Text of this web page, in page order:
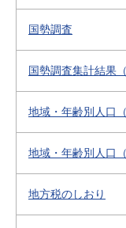
国勢調査
国勢調査集計結果
地域・年齢別人口
地域・年齢別人口
地方税のしおり